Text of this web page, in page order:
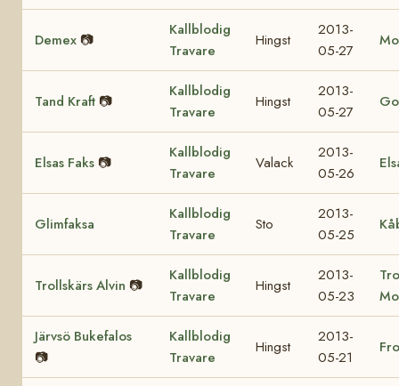
Demex 📷
Kallblodig
Travare
Hingst
2013-
05-27
Tand Kraft 📷
Kallblodig
Travare
Hingst
2013-
05-27
Elsas Faks 📷
Kallblodig
Travare
Valack
2013-
05-26
Glimfaksa
Kallblodig
Travare
Sto
2013-
05-25
Trollskärs Alvin 📷
Kallblodig
Travare
Hingst
2013-
05-23
Järvsö Bukefalos
📷
Kallblodig
Travare
Hingst
2013-
05-21